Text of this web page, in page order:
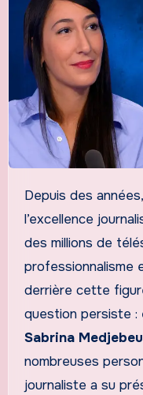
Depuis des années,
l’excellence
des millions de
professionnalisme
derrière cette
question persiste :
Sabrina
nombreuses
journaliste a su